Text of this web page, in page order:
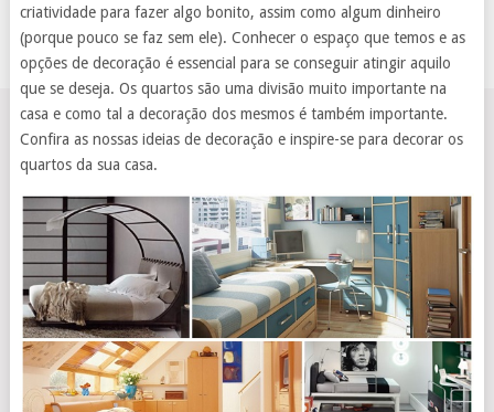
criatividade para fazer algo bonito, assim como algum dinheiro
(porque pouco se faz sem ele). Conhecer o espaço que temos e as
opções de decoração é essencial para se conseguir atingir aquilo
que se deseja. Os quartos são uma divisão muito importante na
casa e como tal a decoração dos mesmos é também importante.
Confira as nossas ideias de decoração e inspire-se para decorar os
quartos da sua casa.